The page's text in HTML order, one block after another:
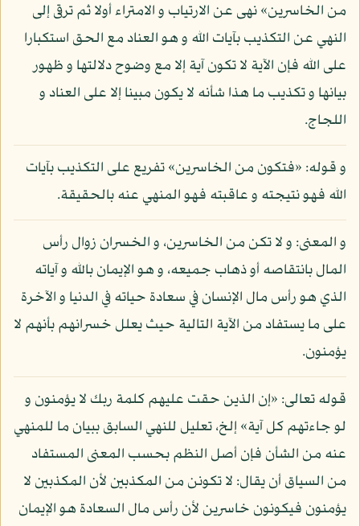
من الخاسرين» نهى عن الارتياب و الامتراء أولا ثم ترقى إلى
النهي عن التكذيب بآيات الله و هو العناد مع الحق استكبارا
على الله فإن الآية لا تكون آية إلا مع وضوح دلالتها و ظهور
بيانها و تكذيب ما هذا شأنه لا يكون مبينا إلا على العناد و
اللجاج.
و قوله: «فتكون من الخاسرين» تفريع على التكذيب بآيات
الله فهو نتيجته و عاقبته فهو المنهي عنه بالحقيقة.
و المعنى: و لا تكن من الخاسرين، و الخسران زوال رأس
المال بانتقاصه أو ذهاب جميعه، و هو الإيمان بالله و آياته
الذي هو رأس مال الإنسان في سعادة حياته في الدنيا و الآخرة
على ما يستفاد من الآية التالية حيث يعلل خسرانهم بأنهم لا
يؤمنون.
قوله تعالى: «إن الذين حقت عليهم كلمة ربك لا يؤمنون و
لو جاءتهم كل آية» إلخ، تعليل للنهي السابق ببيان ما للمنهي
عنه من الشأن فإن أصل النظم بحسب المعنى المستفاد
من السياق أن يقال: لا تكونن من المكذبين لأن المكذبين لا
يؤمنون فيكونون خاسرين لأن رأس مال السعادة هو الإيمان